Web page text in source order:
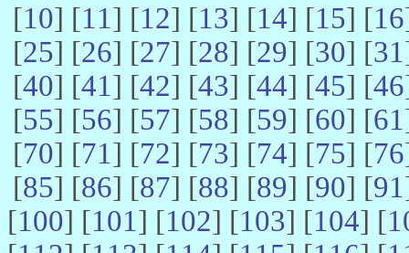
[10] [11] [12] [13] [14] [15] [16
[25] [26] [27] [28] [29] [30] [31
[40] [41] [42] [43] [44] [45] [46
[55] [56] [57] [58] [59] [60] [61
[70] [71] [72] [73] [74] [75] [76
[85] [86] [87] [88] [89] [90] [91
[100] [101] [102] [103] [104] [